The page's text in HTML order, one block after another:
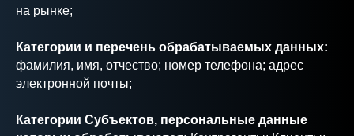
на рынке;
Категории и перечень обрабатываемых данных:
фамилия, имя, отчество; номер телефона; адрес
электронной почты;
Категории Субъектов, персональные данные